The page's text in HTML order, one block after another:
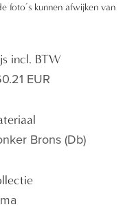
foto’s kunnen afwijken van
incl. BTW
EUR
Brons (db)